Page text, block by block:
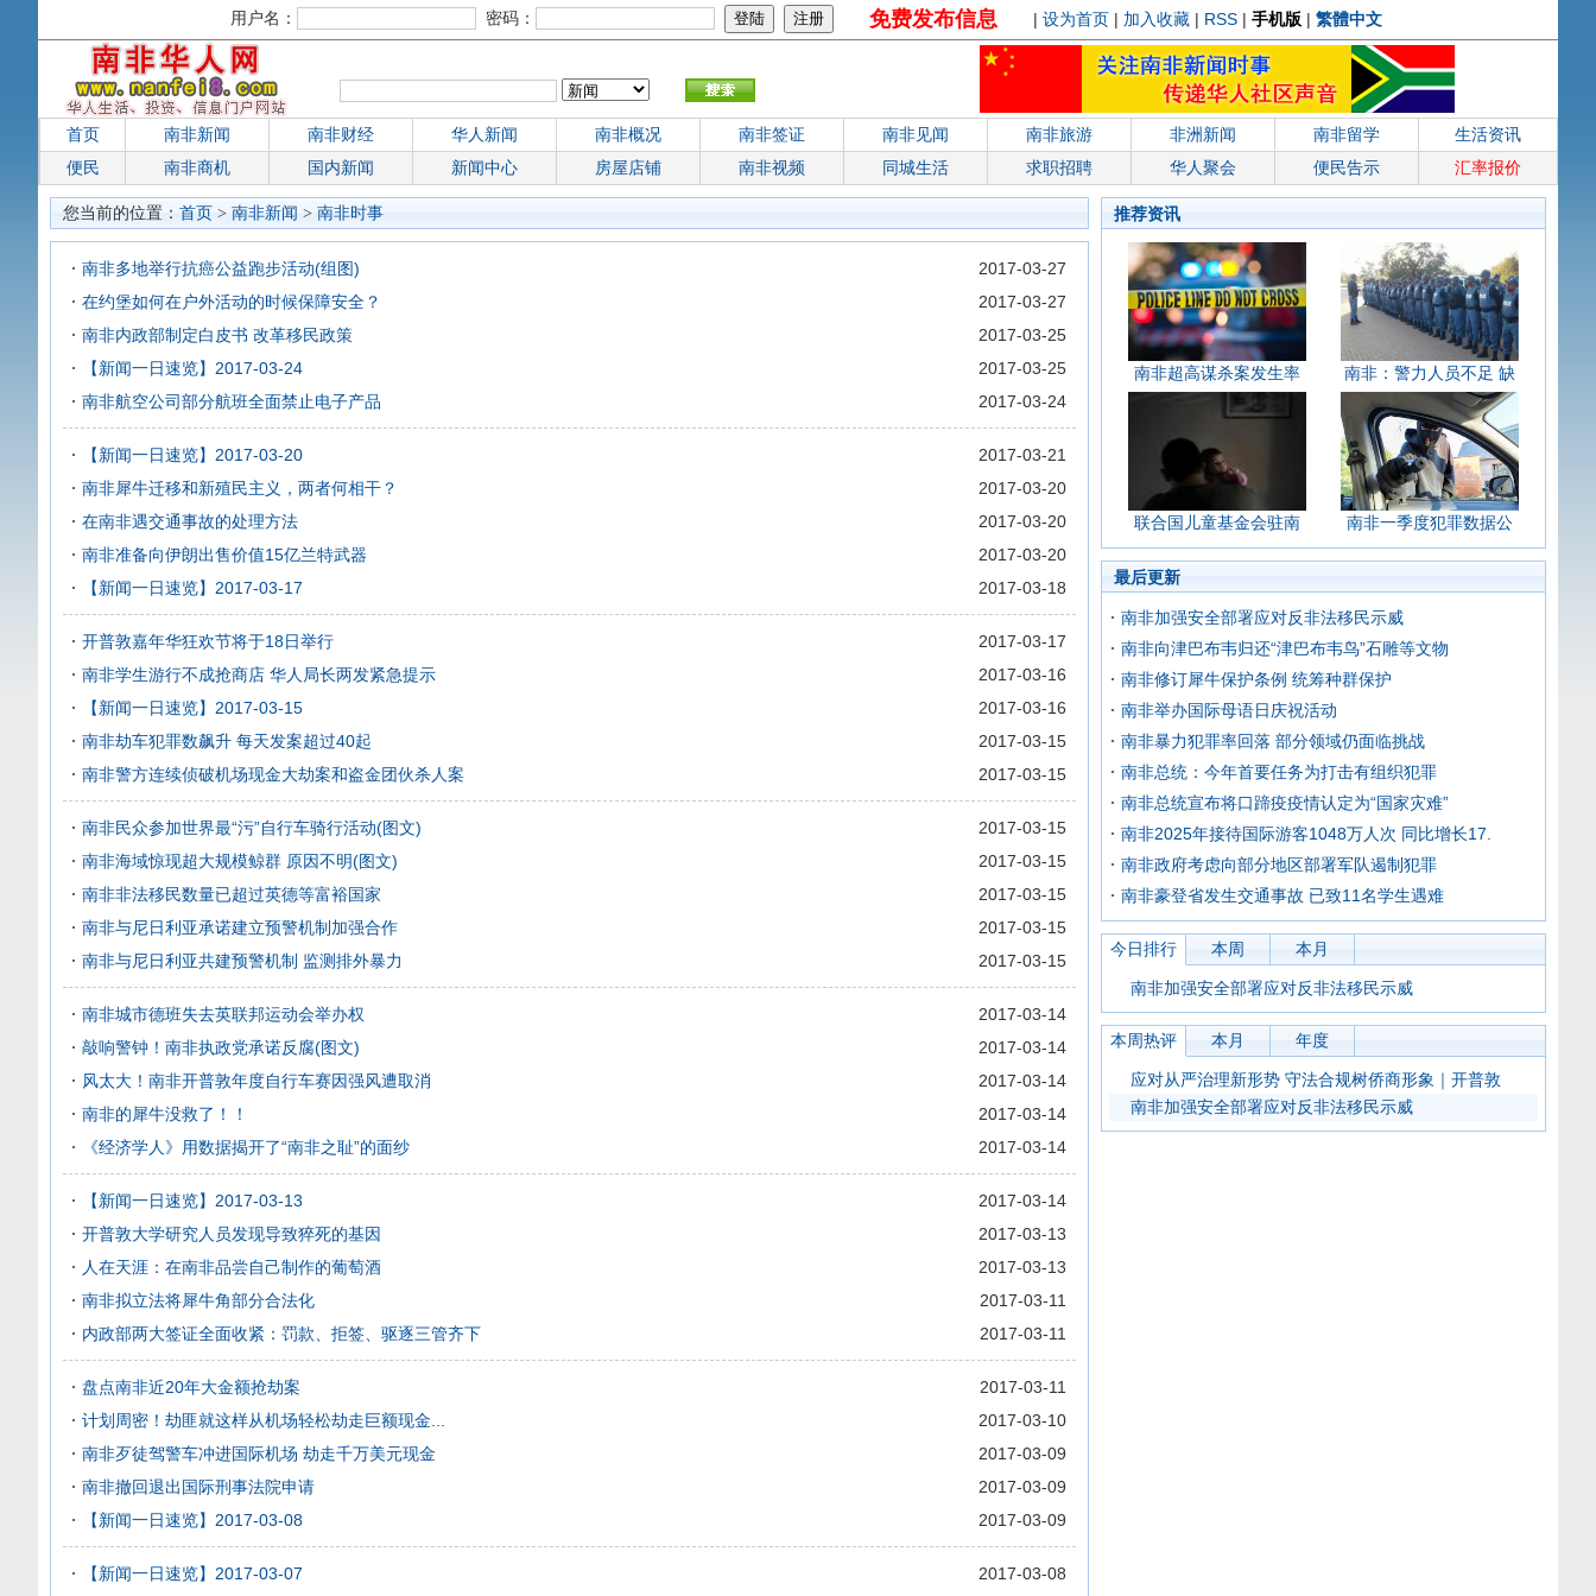
用户名： 密码： 免费发布信息 | 设为首页 | 加入收藏 | RSS | 手机版 | 繁體中文
首页 南非新闻 南非财经 华人新闻 南非概况 南非签证 南非见闻 南非旅游 非洲新闻 南非留学
生活资讯
便民
南非商机 国内新闻 新闻中心 房屋店铺 南非视频 同城生活 求职招聘 华人聚会 便民告示 汇率报价
您当前的位置： 首页 > 南非新闻 > 南非时事
南非多地举行抗癌公益跑步活动(​组图)
2017-03-27
在约堡如何在户外活动的时候保障安全？
2017-03-27
南非内政部制定白皮书 改革移民政策
2017-03-25
【新闻一日速览】2017-03-24
2017-03-25
南非航空公司部分航班全面禁止电子产品
2017-03-24
【新闻一日速览】2017-03-20
2017-03-21
南非犀牛迁移和新殖民主义，两者何相干？
2017-03-20
在南非遇交通事故的处理方法
2017-03-20
南非准备向伊朗出售价值15亿兰特武器
2017-03-20
【新闻一日速览】2017-03-17
2017-03-18
开普敦嘉年华狂欢节将于18日举行
2017-03-17
南非学生游行不成抢商店 华人局长两发紧急提示
2017-03-16
【新闻一日速览】2017-03-15
2017-03-16
南非劫车犯罪数飙升 每天发案超过40起
2017-03-15
南非警方连续侦破机场现金大劫案和盗金团伙杀人案
2017-03-15
南非民众参加世界最“污”自行车骑行活动(图文)
2017-03-15
南非海域惊现超大规模鲸群 原因不明(图文)
2017-03-15
南非非法移民数量已超过英德等富裕国家
2017-03-15
南非与尼日利亚承诺建立预警机制加强合作
2017-03-15
南非与尼日利亚共建预警机制 监测排外暴力
2017-03-15
南非城市德班失去英联邦运动会举办权
2017-03-14
敲响警钟！南非执政党承诺反腐(图文)
2017-03-14
风太大！南非开普敦年度自行车赛因强风遭取消
2017-03-14
南非的犀牛没救了！！
2017-03-14
《经济学人》用数据揭开了“南非之耻”的面纱
2017-03-14
【新闻一日速览】2017-03-13
2017-03-14
开普敦大学研究人员发现导致猝死的基因
2017-03-13
人在天涯：在南非品尝自己制作的葡萄酒
2017-03-13
南非拟立法将犀牛角部分合法化
2017-03-11
内政部两大签证全面收紧：罚款、拒签、驱逐三管齐下
2017-03-11
盘点南非近20年大金额抢劫案
2017-03-11
计划周密！劫匪就这样从机场轻松劫走巨额现金...
2017-03-10
南非歹徒驾警车冲进国际机场 劫走千万美元现金
2017-03-09
南非撤回退出国际刑事法院申请
2017-03-09
【新闻一日速览】2017-03-08
2017-03-09
【新闻一日速览】2017-03-07 2017-03-08
推荐资讯
南非超高谋杀案发生率 南非：警力人员不足 缺
联合国儿童基金会驻南 南非一季度犯罪数据公
最后更新
南非加强安全部署应对反非法移民示威
南非向津巴布韦归还“津巴布韦鸟”石雕等文物
南非修订犀牛保护条例 统筹种群保护
南非举办国际母语日庆祝活动
南非暴力犯罪率回落 部分领域仍面临挑战
南非总统：今年首要任务为打击有组织犯罪
南非总统宣布将口蹄疫疫情认定为“国家灾难”
南非2025年接待国际游客1048万人次 同比增长17.
南非政府考虑向部分地区部署军队遏制犯罪
南非豪登省发生交通事故 已致11名学生遇难
今日排行 本周 本月
南非加强安全部署应对反非法移民示威
本周热评 本月 年度
应对从严治理新形势 守法合规树侨商形象｜开普敦
南非加强安全部署应对反非法移民示威